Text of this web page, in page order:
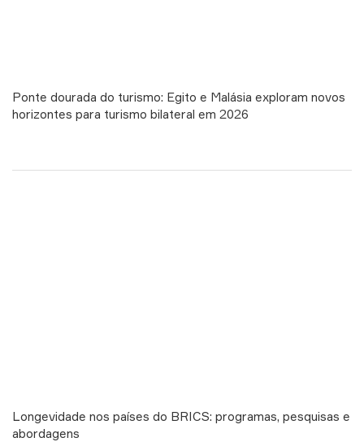
Ponte dourada do turismo: Egito e Malásia exploram novos
horizontes para turismo bilateral em 2026
Longevidade nos países do BRICS: programas, pesquisas e
abordagens